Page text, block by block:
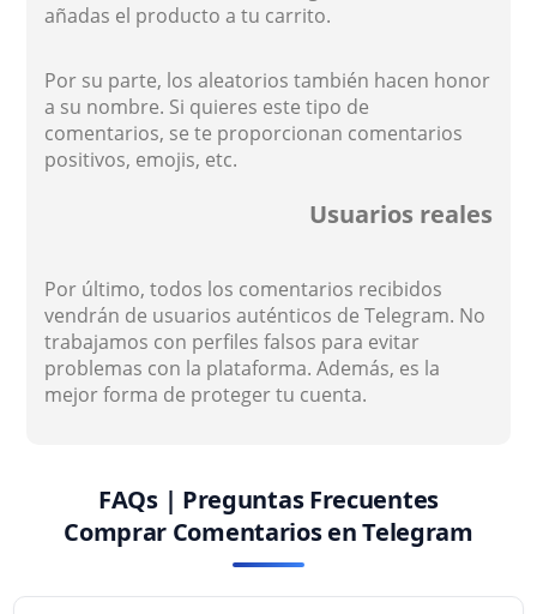
añadas el producto a tu carrito.
Por su parte, los aleatorios también hacen honor
a su nombre. Si quieres este tipo de
comentarios, se te proporcionan comentarios
positivos, emojis, etc.
Usuarios reales
Por último, todos los comentarios recibidos
vendrán de usuarios auténticos de Telegram. No
trabajamos con perfiles falsos para evitar
problemas con la plataforma. Además, es la
mejor forma de proteger tu cuenta.
FAQs | Preguntas Frecuentes
Comprar Comentarios en Telegram